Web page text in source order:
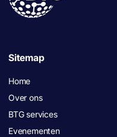
Sitemap
Home
Over ons
BTG services
Evenementen